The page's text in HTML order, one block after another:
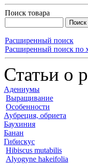
Поиск товара
Расширенный поиск
Расширенный поиск по
Статьи о
Адениумы
Выращивание
Особенности
Аубреция, обриета
Баухиния
Банан
Гибискус
Hibiscus mutabilis
Alyogyne hakeifolia